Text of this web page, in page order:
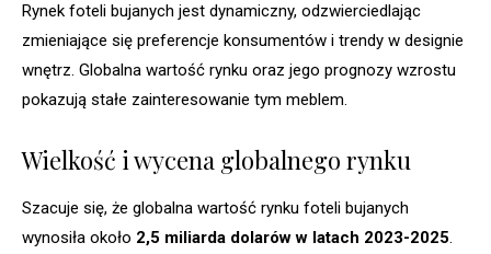
Rynek foteli bujanych jest dynamiczny, odzwierciedlając
zmieniające się preferencje konsumentów i trendy w designie
wnętrz. Globalna wartość rynku oraz jego prognozy wzrostu
pokazują stałe zainteresowanie tym meblem.
Wielkość i wycena globalnego rynku
Szacuje się, że globalna wartość rynku foteli bujanych
wynosiła około 2,5 miliarda dolarów w latach 2023-2025.